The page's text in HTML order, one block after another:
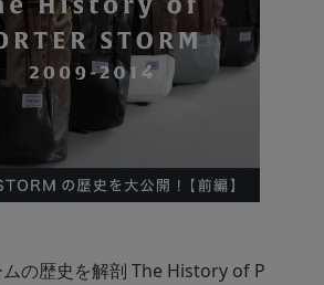
の歴史を解剖 The History of P